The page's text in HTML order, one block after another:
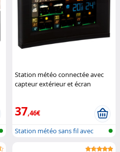
Station météo connectée avec
capteur extérieur et écran
37,46€
Station météo sans fil avec